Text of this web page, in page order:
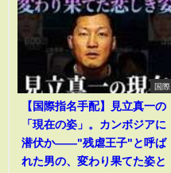
国際
【国際指名手配】見立真一の
「現在の姿」。カンボジアに
潜伏か――"残虐王子"と呼ば
れた男の、変わり果てた姿と